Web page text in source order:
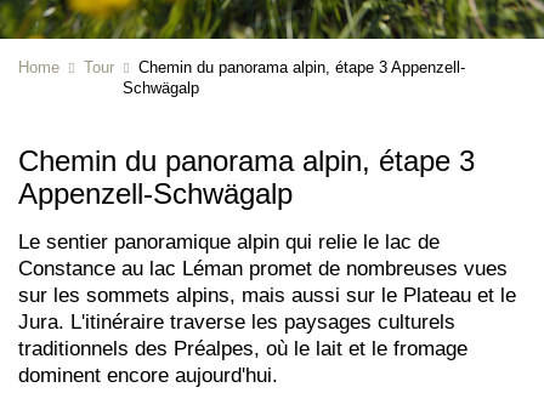
Home Tour
Chemin du panorama alpin, étape 3 Appenzell-
Schwägalp
Chemin du panorama alpin, étape 3
Appenzell-Schwägalp
Le sentier panoramique alpin qui relie le lac de
Constance au lac Léman promet de nombreuses vues
sur les sommets alpins, mais aussi sur le Plateau et le
Jura. L'itinéraire traverse les paysages culturels
traditionnels des Préalpes, où le lait et le fromage
dominent encore aujourd'hui.